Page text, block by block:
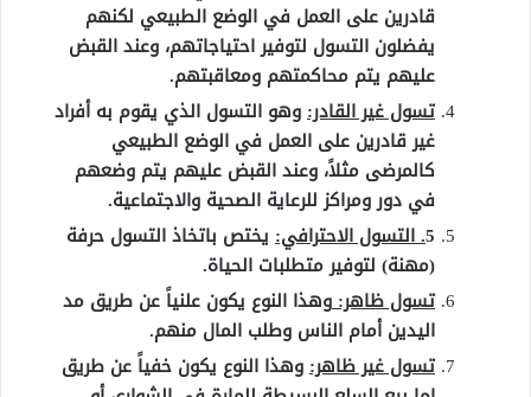
قادرين على العمل في الوضع الطبيعي لكنهم
يفضلون التسول لتوفير احتياجاتهم، وعند القبض
عليهم يتم محاكمتهم ومعاقبتهم.
تسول غير القادر:وهو التسول الذي يقوم به أفراد
غير قادرين على العمل في الوضع الطبيعي
كالمرضى مثلاً، وعند القبض عليهم يتم وضعهم
في دور ومراكز للرعاية الصحية والاجتماعية.
5. التسول الاحترافي: يختص باتخاذ التسول حرفة
(مهنة) لتوفير متطلبات الحياة.
تسول ظاهر:وهذا النوع يكون علنياً عن طريق مد
اليدين أمام الناس وطلب المال منهم.
تسول غير ظاهر:وهذا النوع يكون خفياً عن طريق